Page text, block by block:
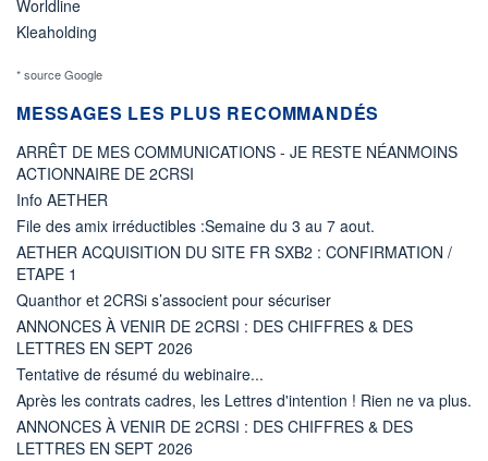
Worldline
Kleaholding
* source Google
MESSAGES LES PLUS RECOMMANDÉS
ARRÊT DE MES COMMUNICATIONS - JE RESTE NÉANMOINS
ACTIONNAIRE DE 2CRSI
Info AETHER
File des amix irréductibles :Semaine du 3 au 7 aout.
AETHER ACQUISITION DU SITE FR SXB2 : CONFIRMATION /
ETAPE 1
Quanthor et 2CRSi s’associent pour sécuriser
ANNONCES À VENIR DE 2CRSI : DES CHIFFRES & DES
LETTRES EN SEPT 2026
Tentative de résumé du webinaire...
Après les contrats cadres, les Lettres d'intention ! Rien ne va plus.
ANNONCES À VENIR DE 2CRSI : DES CHIFFRES & DES
LETTRES EN SEPT 2026